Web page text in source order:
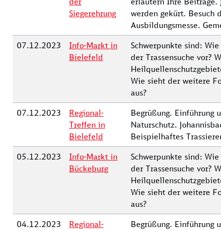
Siegerehrung
werden gekürt. Besuch
Ausbildungsmesse.
07.12.2023
Info-Markt in
Bielefeld
Schwerpunkte sind:
der Trassensuche vor?
Wie sieht der weitere
aus?
07.12.2023
Regional-
Treffen in
Bielefeld
Begrüßung. Einführung
Naturschutz.
Beispielhaftes
05.12.2023
Info-Markt in
Bückeburg
Schwerpunkte sind:
der Trassensuche vor?
Wie sieht der weitere
aus?
04.12.2023
Regional-
Begrüßung. Einführung